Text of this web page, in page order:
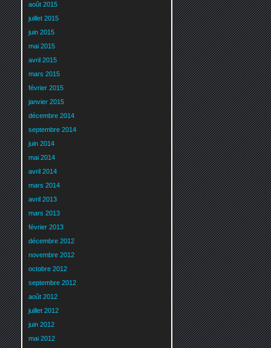
août 2015
juillet 2015
juin 2015
mai 2015
avril 2015
mars 2015
février 2015
janvier 2015
décembre 2014
septembre 2014
juin 2014
mai 2014
avril 2014
mars 2014
avril 2013
mars 2013
février 2013
décembre 2012
novembre 2012
octobre 2012
septembre 2012
août 2012
juillet 2012
juin 2012
mai 2012